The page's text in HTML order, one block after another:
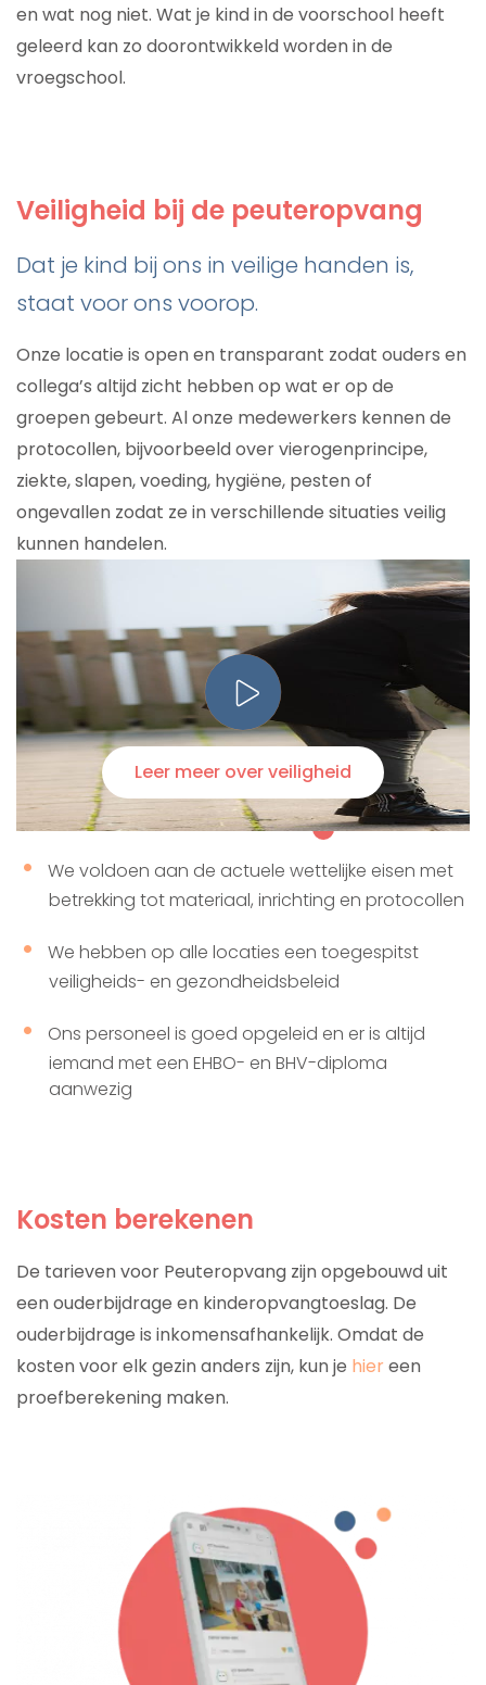
en wat nog niet. Wat je kind in de voorschool heeft
geleerd kan zo doorontwikkeld worden in de
vroegschool.
Veiligheid bij de peuteropvang
Dat je kind bij ons in veilige handen is,
staat voor ons voorop.
Onze locatie is open en transparant zodat ouders en
collega’s altijd zicht hebben op wat er op de
groepen gebeurt. Al onze medewerkers kennen de
protocollen, bijvoorbeeld over vierogenprincipe,
ziekte, slapen, voeding, hygiëne, pesten of
ongevallen zodat ze in verschillende situaties veilig
kunnen handelen.
Leer meer over veiligheid
We voldoen aan de actuele wettelijke eisen met
betrekking tot materiaal, inrichting en protocollen
We hebben op alle locaties een toegespitst
veiligheids- en gezondheidsbeleid
Ons personeel is goed opgeleid en er is altijd
iemand met een EHBO- en BHV-diploma
aanwezig
Kosten berekenen
De tarieven voor Peuteropvang zijn opgebouwd uit
een ouderbijdrage en kinderopvangtoeslag. De
ouderbijdrage is inkomensafhankelijk. Omdat de
kosten voor elk gezin anders zijn, kun je hiereen
proefberekening maken.